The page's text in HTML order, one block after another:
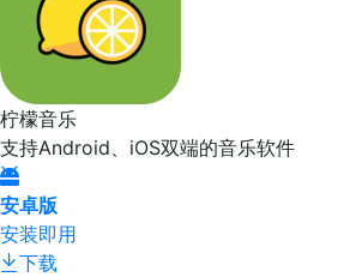
柠檬音乐
支持Android、iOS双端的音乐软件
安卓版
安装即用
下载